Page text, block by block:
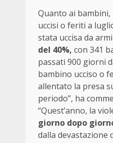
Quanto ai bambini,
uccisi o feriti a
stata uccisa da
del 40%, con 341
passati 900 giorni
bambino ucciso o
allentato la presa
periodo”, ha
“Quest’anno, la
giorno dopo
dalla devastazione